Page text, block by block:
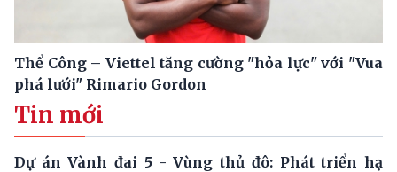
Thể Công – Viettel tăng cường "hỏa lực" với "Vua
phá lưới" Rimario Gordon
Tin mới
Dự án Vành đai 5 - Vùng thủ đô: Phát triển hạ